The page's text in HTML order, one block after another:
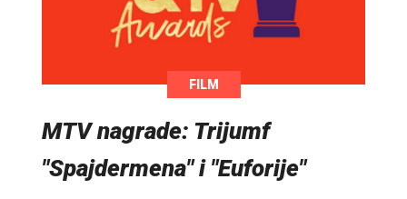
FILM
MTV nagrade: Trijumf
"Spajdermena" i "Euforije"